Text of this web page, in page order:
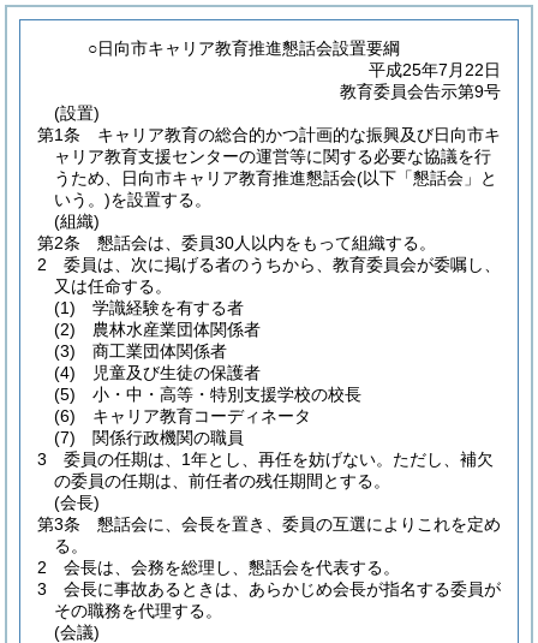
○日向市キャリア教育推進懇話会設置要綱
平成25年7月22日
教育委員会告示第9号
(設置)
第1条
キャリア教育の総合的かつ計画的な振興及び日向市キ
ャリア教育支援センターの運営等に関する必要な協議を行
うため、日向市キャリア教育推進懇話会(以下「懇話会」と
いう。)を設置する。
(組織)
第2条
懇話会は、委員30人以内をもって組織する。
2
委員は、次に掲げる者のうちから、教育委員会が委嘱し、
又は任命する。
(1)
学識経験を有する者
(2)
農林水産業団体関係者
(3)
商工業団体関係者
(4)
児童及び生徒の保護者
(5)
小・中・高等・特別支援学校の校長
(6)
キャリア教育コーディネータ
(7)
関係行政機関の職員
3
委員の任期は、1年とし、再任を妨げない。 ただし、補欠
の委員の任期は、前任者の残任期間とする。
(会長)
第3条
懇話会に、会長を置き、委員の互選によりこれを定め
る。
2
会長は、会務を総理し、懇話会を代表する。
3
会長に事故あるときは、あらかじめ会長が指名する委員が
その職務を代理する。
(会議)